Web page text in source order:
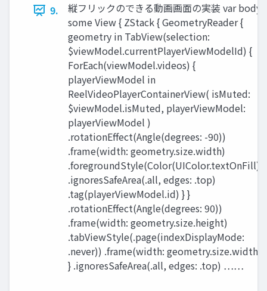
9.
縦フリックのできる動画画面の実装 var body:
some View { ZStack { GeometryReader {
geometry in TabView(selection:
$viewModel.currentPlayerViewModelId) {
ForEach(viewModel.videos) {
playerViewModel in
ReelVideoPlayerContainerView( isMuted:
$viewModel.isMuted, playerViewModel:
playerViewModel )
.rotationEffect(Angle(degrees: -90))
.frame(width: geometry.size.width)
.foregroundStyle(Color(UIColor.textOnFill))
.ignoresSafeArea(.all, edges: .top)
.tag(playerViewModel.id) } }
.rotationEffect(Angle(degrees: 90))
.frame(width: geometry.size.height)
.tabViewStyle(.page(indexDisplayMode:
.never)) .frame(width: geometry.size.width)
} .ignoresSafeArea(.all, edges: .top) ……